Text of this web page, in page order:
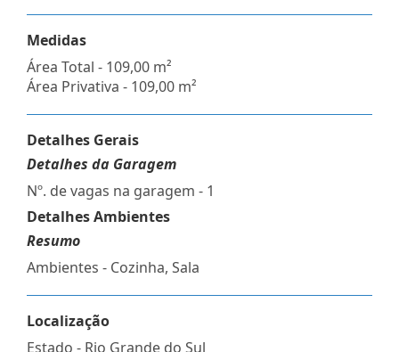
Medidas
Área Total - 109,00 m²
Área Privativa - 109,00 m²
Detalhes Gerais
Detalhes da Garagem
Nº. de vagas na garagem - 1
Detalhes Ambientes
Resumo
Ambientes - Cozinha, Sala
Localização
Estado - Rio Grande do Sul